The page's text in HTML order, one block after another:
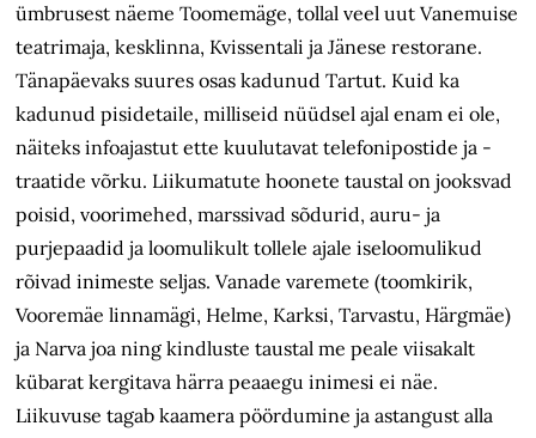
ümbrusest näeme Toomemäge, tollal veel uut Vanemuise
teatrimaja, kesklinna, Kvissentali ja Jänese restorane.
Tänapäevaks suures osas kadunud Tartut. Kuid ka
kadunud pisidetaile, milliseid nüüdsel ajal enam ei ole,
näiteks infoajastut ette kuulutavat telefonipostide ja -
traatide võrku. Liikumatute hoonete taustal on jooksvad
poisid, voorimehed, marssivad sõdurid, auru- ja
purjepaadid ja loomulikult tollele ajale iseloomulikud
rõivad inimeste seljas. Vanade varemete (toomkirik,
Vooremäe linnamägi, Helme, Karksi, Tarvastu, Härgmäe)
ja Narva joa ning kindluste taustal me peale viisakalt
kübarat kergitava härra peaaegu inimesi ei näe.
Liikuvuse tagab kaamera pöördumine ja astangust alla